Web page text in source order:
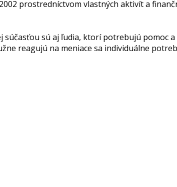
prostredníctvom vlastných aktivít a
sú aj ľudia, ktorí potrebujú pomoc a
reagujú na meniace sa individuálne